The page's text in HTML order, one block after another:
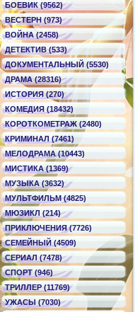
БОЕВИК (9562)
ВЕСТЕРН (973)
ВОЙНА (2458)
ДЕТЕКТИВ (533)
ДОКУМЕНТАЛЬНЫЙ (5530)
ДРАМА (28316)
ИСТОРИЯ (270)
КОМЕДИЯ (18432)
КОРОТКОМЕТРАЖ (2480)
КРИМИНАЛ (7461)
МЕЛОДРАМА (10443)
МИСТИКА (1369)
МУЗЫКА (3632)
МУЛЬТФИЛЬМ (4825)
МЮЗИКЛ (214)
ПРИКЛЮЧЕНИЯ (7726)
СЕМЕЙНЫЙ (4509)
СЕРИАЛ (7478)
СПОРТ (946)
ТРИЛЛЕР (11769)
УЖАСЫ (7030)